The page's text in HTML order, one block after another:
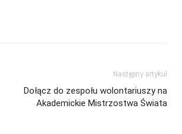
Następny artykuł
Dołącz do zespołu wolontariuszy na
Akademickie Mistrzostwa Świata